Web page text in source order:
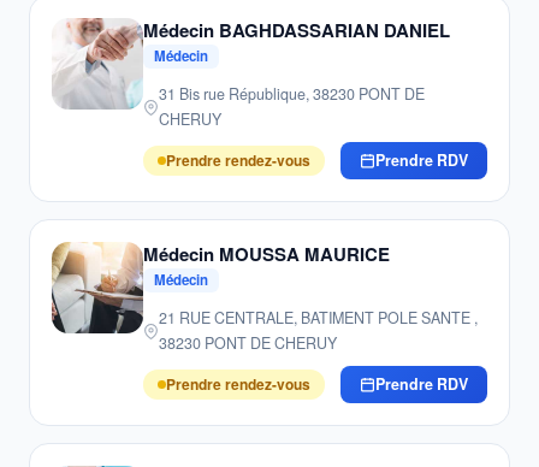
Médecin BAGHDASSARIAN DANIEL
Médecin
31 Bis rue République, 38230 PONT DE
CHERUY
Prendre rendez-vous
Prendre RDV
Médecin MOUSSA MAURICE
Médecin
21 RUE CENTRALE, BATIMENT POLE SANTE ,
38230 PONT DE CHERUY
Prendre rendez-vous
Prendre RDV